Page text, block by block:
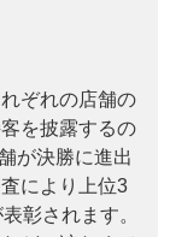
ぞれの店舗の
を披露するの
が決勝に進出
により上位3
彰されます。